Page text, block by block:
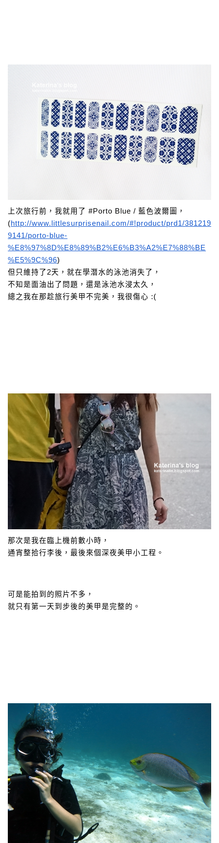
上次旅行前，我就用了 #Porto Blue / 藍色波爾圖，
(http://www.littlesurprisenail.com/#!product/prd1/381219
9141/porto-blue-
%E8%97%8D%E8%89%B2%E6%B3%A2%E7%88%BE
%E5%9C%96)
但只維持了2天，就在學潛水的泳池消失了，
不知是面油出了問題，還是泳池水浸太久，
總之我在那趁旅行美甲不完美，我很傷心 :(
那次是我在臨上機前數小時，
通宵整拾行李後，最後來個深夜美甲小工程。
可是能拍到的照片不多，
就只有第一天到步後的美甲是完整的。